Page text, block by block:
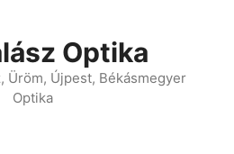
Optika
Üröm, Újpest, Békásmegyer
Optika